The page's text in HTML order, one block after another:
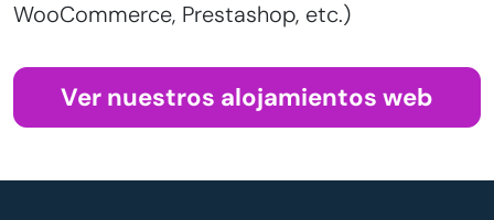
WooCommerce, Prestashop, etc.)
Ver nuestros alojamientos web